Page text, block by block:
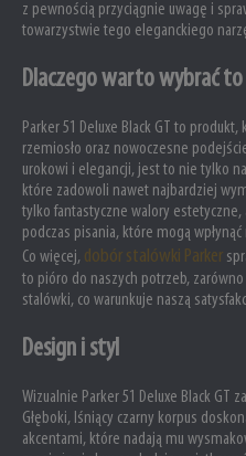
z pewnością przyciągnie uwagę i
towarzystwie tego eleganckiego
Dlaczego warto wybrać
Parker 51 Deluxe Black GT to produkt,
rzemiosło oraz nowoczesne
urokowi i elegancji, jest to nie tylko
które zadowoli nawet najbardziej
tylko fantastyczne walory
podczas pisania, które mogą
Co więcej, dobór stalówki Parker
to pióro do naszych potrzeb,
stalówki, co warunkuje naszą
Design i styl
Wizualnie Parker 51 Deluxe Black GT
Głęboki, lśniący czarny korpus
akcentami, które nadają mu